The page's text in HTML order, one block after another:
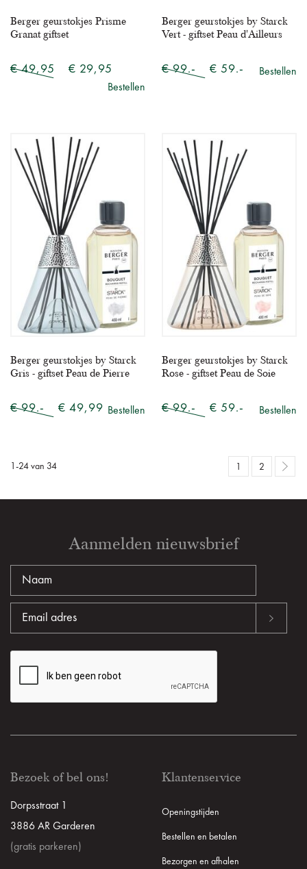
Berger geurstokjes Prisme
Granat giftset
€ 49,95 € 29,95
Bestellen
Berger geurstokjes by Starck
Vert - giftset Peau d'Ailleurs
€ 99.- € 59.- Bestellen
Berger geurstokjes by Starck
Gris - giftset Peau de Pierre
€ 99.- € 49,99 Bestellen
Berger geurstokjes by Starck
Rose - giftset Peau de Soie
€ 99.- € 59.- Bestellen
-24 van 34 2
Aanmelden nieuwsbrief
Bezoek of bel ons!
Dorpsstraat 1
3886 AR Garderen
(gratis parkeren)
Klantenservice
Openingstijden
Bestellen en betalen
Bezorgen en afhalen